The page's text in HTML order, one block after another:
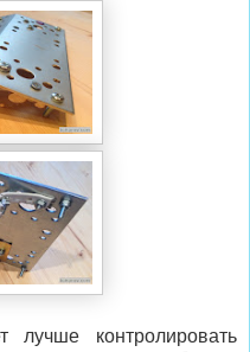
лучше контролировать